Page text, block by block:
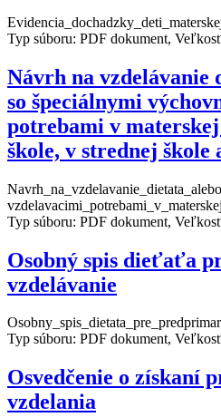
Typ súboru: PDF dokument,
Návrh na
so špeciálnymi
potrebami v
škole, v strednej škole
Typ súboru: PDF dokument,
Osobný spis dieťaťa
vzdelávanie
Typ súboru: PDF dokument,
Osvedčenie o získaní
vzdelania